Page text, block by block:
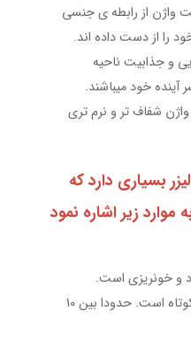
واژن از رابطه ی جنسی
را از دست داده اند.
و جذابیت ناحیه
آینده خود میباشند.
شفاف تر و نرم تری
بسیاری دارد که
زیر اشاره نمود
و خونریزی است.
مدت زمان لیزردرمانی بسیار کوتاه است. حدودا بین 10